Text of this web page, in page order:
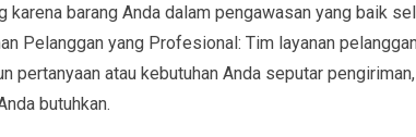
karena barang Anda dalam pengawasan yang baik
Pelanggan yang Profesional: Tim layanan
pertanyaan atau kebutuhan Anda seputar
butuhkan.